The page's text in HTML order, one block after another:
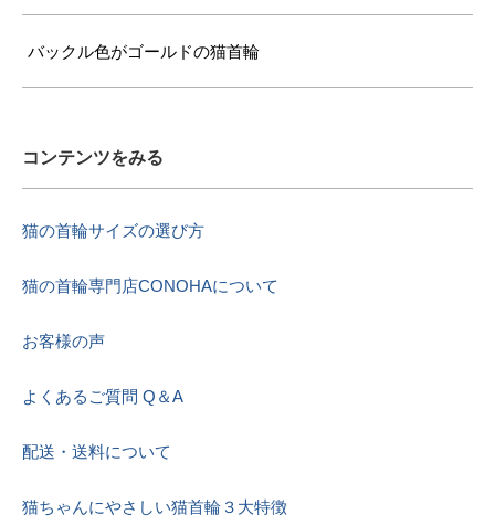
バックル色がゴールドの猫首輪
コンテンツをみる
猫の首輪サイズの選び方
猫の首輪専門店CONOHAについて
お客様の声
よくあるご質問 Q＆A
配送・送料について
猫ちゃんにやさしい猫首輪３大特徴